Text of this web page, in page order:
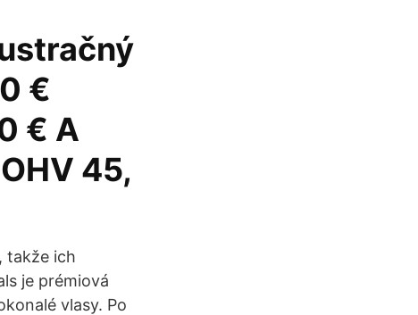
€
€ A
45,
takže ich
je prémiová
vlasy. Po